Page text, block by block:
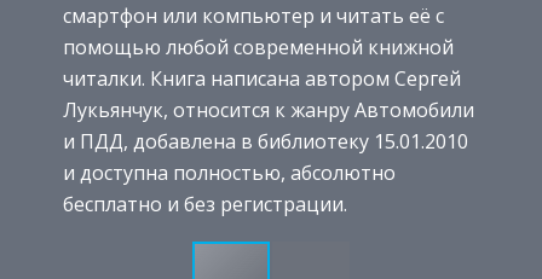
смартфон или компьютер и читать её с
помощью любой современной книжной
читалки. Книга написана автором Сергей
Лукьянчук, относится к жанру Автомобили
и ПДД, добавлена в библиотеку 15.01.2010
и доступна полностью, абсолютно
бесплатно и без регистрации.